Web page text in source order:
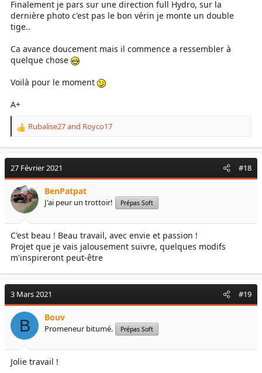
Finalement je pars sur une direction full Hydro, sur la
dernière photo c'est pas le bon vérin je monte un double
tige..
Ca avance doucement mais il commence a ressembler à
quelque chose
Voilà pour le moment
A+
R
t
o
n
s
:
Rubalise27and Royco17
27 Février 2021 #18
BenPatpat
J'ai peur un trottoir! Prépas Soft
C'est beau ! Beau travail, avec envie et passion !
Projet que je vais jalousement suivre, quelques modifs
m'inspireront peut-être
3 Mars 2021 #19
B Bouv
Promeneur bitumé. Prépas Soft
Jolie travail !